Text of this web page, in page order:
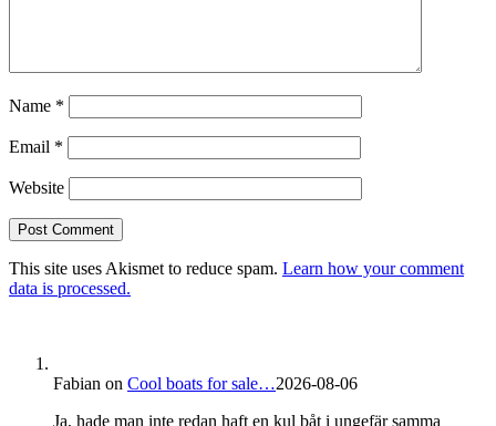
Name *
Email *
Website
This site uses Akismet to reduce spam. Learn how your comment
data is processed.
Fabian on Cool boats for sale…2026-08-06
Ja, hade man inte redan haft en kul båt i ungefär samma